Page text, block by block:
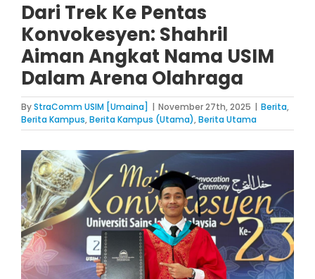
Dari Trek Ke Pentas
Konvokesyen: Shahril
Aiman Angkat Nama USIM
Dalam Arena Olahraga
ByStraComm USIM [Umaina] | November 27th, 2025 | Berita,
Berita Kampus,Berita Kampus (Utama),Berita Utama
View
Larger
Image